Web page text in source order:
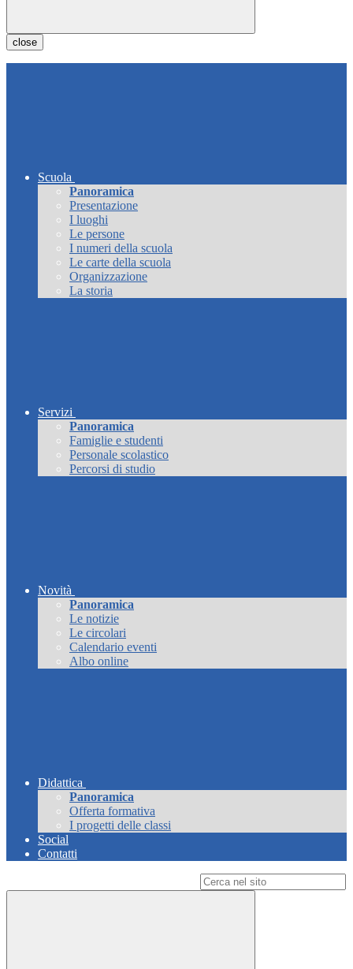
close
Scuola
Panoramica
Presentazione
I luoghi
Le persone
I numeri della scuola
Le carte della scuola
Organizzazione
La storia
Servizi
Panoramica
Famiglie e studenti
Personale scolastico
Percorsi di studio
Novità
Panoramica
Le notizie
Le circolari
Calendario eventi
Albo online
Didattica
Panoramica
Offerta formativa
I progetti delle classi
Social
Contatti